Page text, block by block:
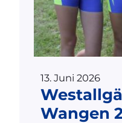
13. Juni 2026
Wangen